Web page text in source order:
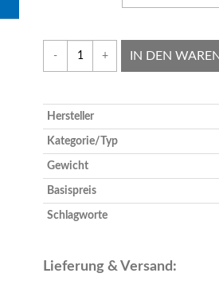
- + IN DEN
Hersteller
Kategorie/Typ
Gewicht
Basispreis
Schlagworte
Lieferung & Versand: